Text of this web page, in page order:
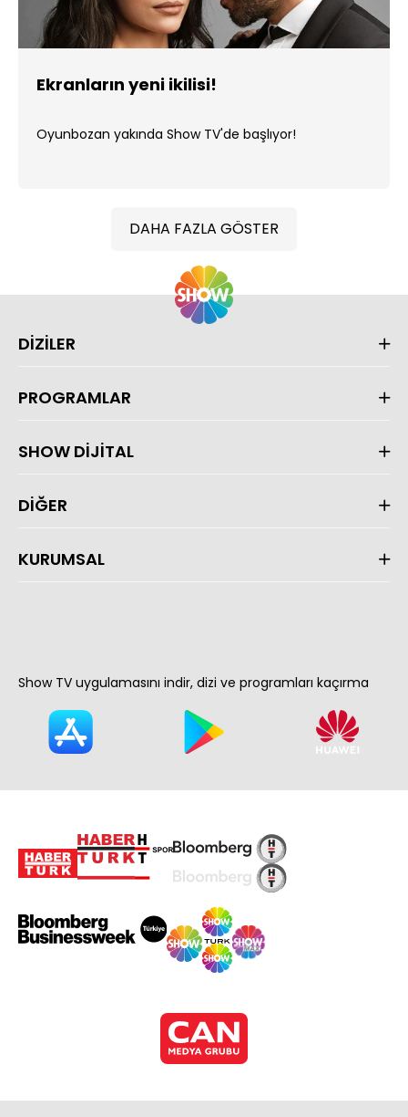
Ekranların yeni ikilisi!
Oyunbozan yakında Show TV'de başlıyor!
DAHA FAZLA GÖSTER
DİZİLER
PROGRAMLAR
SHOW DİJİTAL
DİĞER
KURUMSAL
Show TV uygulamasını indir, dizi ve programları kaçırma